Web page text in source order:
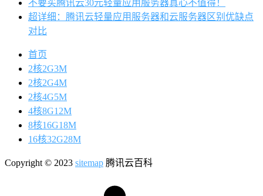
不要买腾讯云30元轻量应用服务器真心不值得！
超详细：腾讯云轻量应用服务器和云服务器区别优缺点
对比
首页
2核2G3M
2核2G4M
2核4G5M
4核8G12M
8核16G18M
16核32G28M
Copyright © 2023 sitemap 腾讯云百科